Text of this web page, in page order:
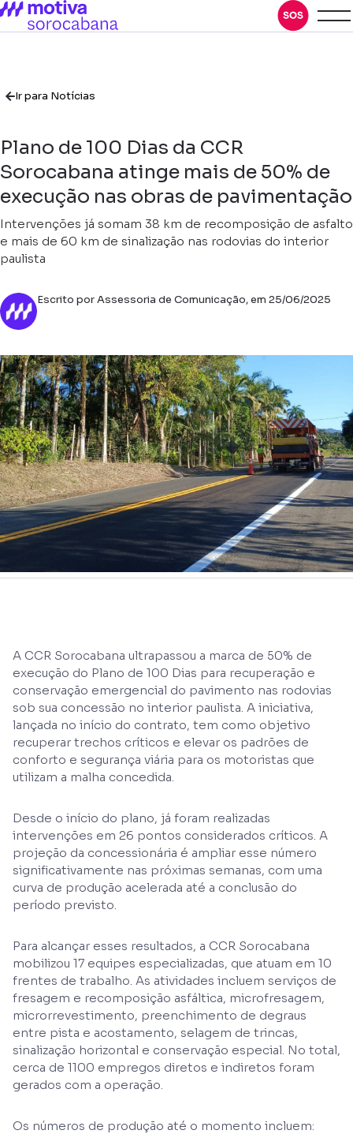
Ir para Notícias
Plano de 100 Dias da CCR
Sorocabana atinge mais de 50% de
execução nas obras de pavimentação
Intervenções já somam 38 km de recomposição de asfalto
e mais de 60 km de sinalização nas rodovias do interior
paulista
Escrito por Assessoria de Comunicação, em 25/06/2025
A CCR Sorocabana ultrapassou a marca de 50% de
execução do Plano de 100 Dias para recuperação e
conservação emergencial do pavimento nas rodovias
sob sua concessão no interior paulista. A iniciativa,
lançada no início do contrato, tem como objetivo
recuperar trechos críticos e elevar os padrões de
conforto e segurança viária para os motoristas que
utilizam a malha concedida.
Desde o início do plano, já foram realizadas
intervenções em 26 pontos considerados críticos. A
projeção da concessionária é ampliar esse número
significativamente nas próximas semanas, com uma
curva de produção acelerada até a conclusão do
período previsto.
Para alcançar esses resultados, a CCR Sorocabana
mobilizou 17 equipes especializadas, que atuam em 10
frentes de trabalho. As atividades incluem serviços de
fresagem e recomposição asfáltica, microfresagem,
microrrevestimento, preenchimento de degraus
entre pista e acostamento, selagem de trincas,
sinalização horizontal e conservação especial. No total,
cerca de 1100 empregos diretos e indiretos foram
gerados com a operação.
Os números de produção até o momento incluem: